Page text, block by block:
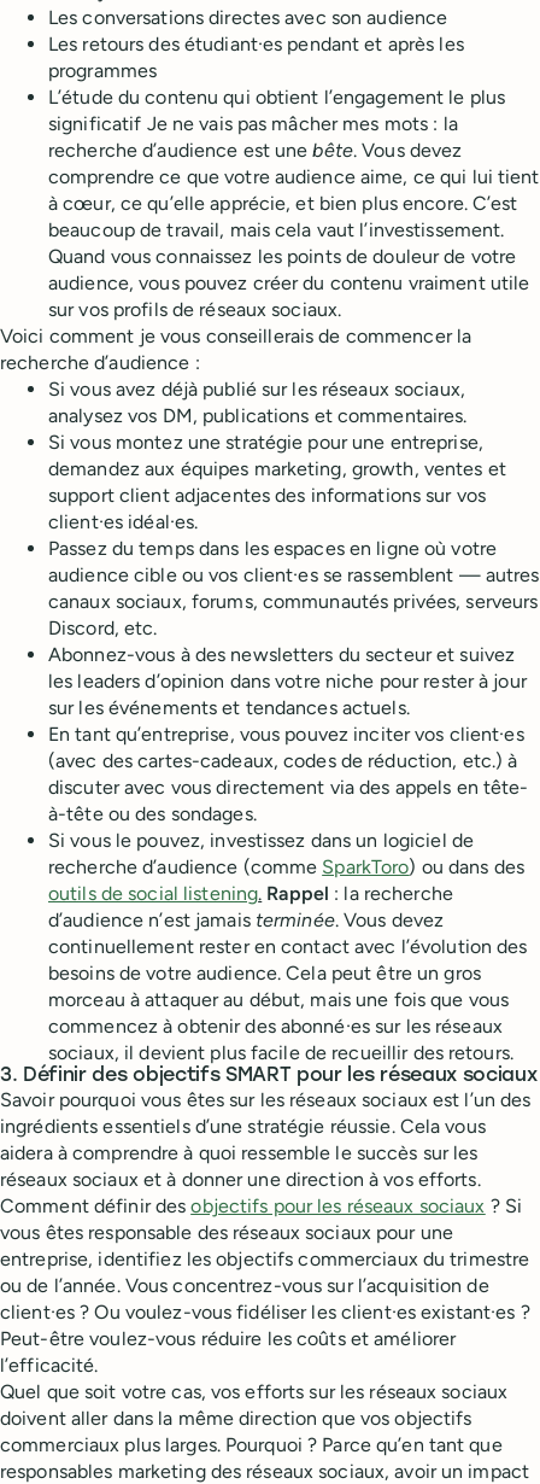
Les conversations directes avec son audience
Les retours des étudiant·es pendant et après les
programmes
L’étude du contenu qui obtient l’engagement le plus
significatif Je ne vais pas mâcher mes mots : la
recherche d’audience est unebête. Vous devez
comprendre ce que votre audience aime, ce qui lui tient
à cœur, ce qu’elle apprécie, et bien plus encore. C’est
beaucoup de travail, mais cela vaut l’investissement.
Quand vous connaissez les points de douleur de votre
audience, vous pouvez créer du contenu vraiment utile
sur vos profils de réseaux sociaux.
Voici comment je vous conseillerais de commencer la
recherche d’audience :
Si vous avez déjà publié sur les réseaux sociaux,
analysez vos DM, publications et commentaires.
Si vous montez une stratégie pour une entreprise,
demandez aux équipes marketing, growth, ventes et
support client adjacentes des informations sur vos
client·es idéal·es.
Passez du temps dans les espaces en ligne où votre
audience cible ou vos client·es se rassemblent — autres
canaux sociaux, forums, communautés privées, serveurs
Discord, etc.
Abonnez-vous à des newsletters du secteur et suivez
les leaders d’opinion dans votre niche pour rester à jour
sur les événements et tendances actuels.
En tant qu’entreprise, vous pouvez inciter vos client·es
(avec des cartes-cadeaux, codes de réduction, etc.) à
discuter avec vous directement via des appels en tête-
à-tête ou des sondages.
Si vous le pouvez, investissez dans un logiciel de
recherche d’audience (comme SparkToro) ou dans des
outils de social listening. Rappel : la recherche
d’audience n’est jamais terminée. Vous devez
continuellement rester en contact avec l’évolution des
besoins de votre audience. Cela peut être un gros
morceau à attaquer au début, mais une fois que vous
commencez à obtenir des abonné·es sur les réseaux
sociaux, il devient plus facile de recueillir des retours.
3. Définir des objectifs SMART pour les réseaux sociaux
Savoir pourquoi vous êtes sur les réseaux sociaux est l’un des
ingrédients essentiels d’une stratégie réussie. Cela vous
aidera à comprendre à quoi ressemble le succès sur les
réseaux sociaux et à donner une direction à vos efforts.
Comment définir desobjectifs pour les réseaux sociaux ? Si
vous êtes responsable des réseaux sociaux pour une
entreprise, identifiez les objectifs commerciaux du trimestre
ou de l’année. Vous concentrez-vous sur l’acquisition de
client·es ? Ou voulez-vous fidéliser les client·es existant·es ?
Peut-être voulez-vous réduire les coûts et améliorer
l’efficacité.
Quel que soit votre cas, vos efforts sur les réseaux sociaux
doivent aller dans la même direction que vos objectifs
commerciaux plus larges. Pourquoi ? Parce qu’en tant que
responsables marketing des réseaux sociaux, avoir un impact